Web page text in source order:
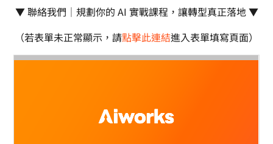
▼ 聯絡我們｜規劃你的 AI 實戰課程，讓轉型真正落地 ▼
（若表單未正常顯示，請點擊此連結進入表單填寫頁面）